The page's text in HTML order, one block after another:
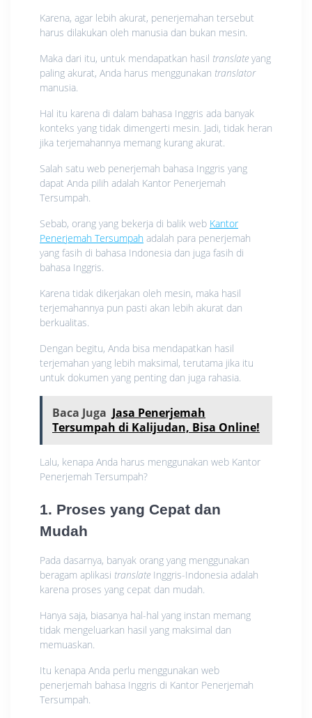
Karena, agar lebih akurat, penerjemahan tersebut
harus dilakukan oleh manusia dan bukan mesin.
Maka dari itu, untuk mendapatkan hasil translate yang
paling akurat, Anda harus menggunakan translator
manusia.
Hal itu karena di dalam bahasa Inggris ada banyak
konteks yang tidak dimengerti mesin. Jadi, tidak heran
jika terjemahannya memang kurang akurat.
Salah satu web penerjemah bahasa Inggris yang
dapat Anda pilih adalah Kantor Penerjemah
Tersumpah.
Sebab, orang yang bekerja di balik web Kantor
Penerjemah Tersumpah adalah para penerjemah
yang fasih di bahasa Indonesia dan juga fasih di
bahasa Inggris.
Karena tidak dikerjakan oleh mesin, maka hasil
terjemahannya pun pasti akan lebih akurat dan
berkualitas.
Dengan begitu, Anda bisa mendapatkan hasil
terjemahan yang lebih maksimal, terutama jika itu
untuk dokumen yang penting dan juga rahasia.
Baca Juga Jasa Penerjemah
Tersumpah di Kalijudan, Bisa Online!
Lalu, kenapa Anda harus menggunakan web Kantor
Penerjemah Tersumpah?
1. Proses yang Cepat dan
Mudah
Pada dasarnya, banyak orang yang menggunakan
beragam aplikasi translate Inggris-Indonesia adalah
karena proses yang cepat dan mudah.
Hanya saja, biasanya hal-hal yang instan memang
tidak mengeluarkan hasil yang maksimal dan
memuaskan.
Itu kenapa Anda perlu menggunakan web
penerjemah bahasa Inggris di Kantor Penerjemah
Tersumpah.